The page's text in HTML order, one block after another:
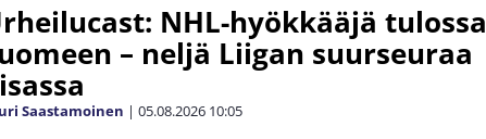
NHL-hyökkääjä tulossa
– neljä Liigan suurseuraa
Saastamoinen | 05.08.2026 10:05